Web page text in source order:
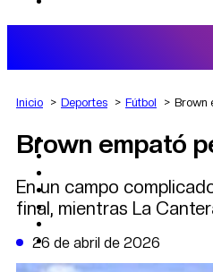
AGRO
DEPORTES
POLÍTICA
CAMBIO CLIMÁTICO
DE LA TRIBUNA TV
Inicio Deportes Fútbol Brown
Brown empató
En un campo
final, mientras La
26 de abril de 2026